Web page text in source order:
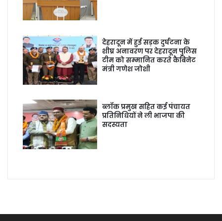
देहरादून में हुई सड़क दुर्घटना के
शीघ्र अनावरण पर देहरादून पुलिस
टीम को सम्मानित करते कैबिनेट
मंत्री गणेश जोशी
ब्लॉक प्रमुख सहित कई पंचायत
प्रतिनिधियों ने ली भाजपा की
सदस्यता